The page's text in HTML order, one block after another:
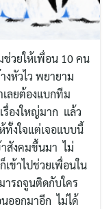
ช่วยให้เพื่อน 10 คน
งหัวไว พยายาม
ลยต้องแบกทีม
รื่องใหญ่มาก แล้ว
ทั้งใจแต่เจอแบบนี้
สังคมขึ้นมา ไม่
ข้าไปช่วยเพื่อนใน
รถจูนติดกับใคร
ออกมาอีก ไม่ได้